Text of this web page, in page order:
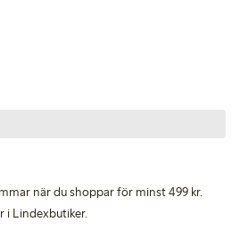
när du shoppar för minst 499 kr.
i Lindexbutiker.